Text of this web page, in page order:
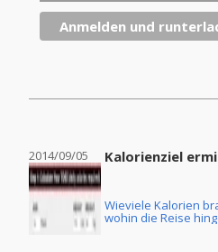
2014/09/05 Kalorienziel
Wieviele Kalorien
wohin die Reise
Du ebenfalls die